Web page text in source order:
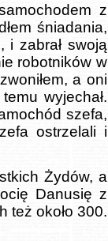
z
śniadania,
i zabrał swoją
robotników w
a oni
wyjechał.
szefa,
ostrzelali i
Żydów, a
Danusię z
też około 300.